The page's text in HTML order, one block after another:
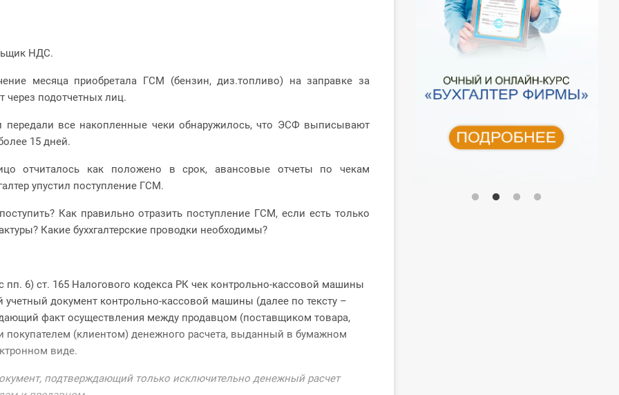
НДС.
месяца приобретала ГСМ (бензин, диз.топливо) на заправке за
через подотчетных лиц.
передали все накопленные чеки обнаружилось, что ЭСФ выписывают
15 дней.
отчиталось как положено в срок, авансовые отчеты по чекам
упустил поступление ГСМ.
Как правильно отразить поступление ГСМ, если есть только
Какие буххгалтерские проводки необходимы?
пп. 6) ст. 165 Налогового кодекса РК чек контрольно-кассовой машины
учетный документ контрольно-кассовой машины (далее по тексту –
факт осуществления между продавцом (поставщиком товара,
покупателем (клиентом) денежного расчета, выданный в бумажном
виде.
подтверждающий только исключительно денежный расчет